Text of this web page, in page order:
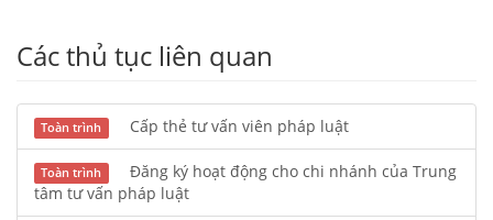
Các thủ tục liên quan
Toàn trình Cấp thẻ tư vấn viên pháp luật
Toàn trình
Đăng ký hoạt động cho chi nhánh của Trung
tâm tư vấn pháp luật